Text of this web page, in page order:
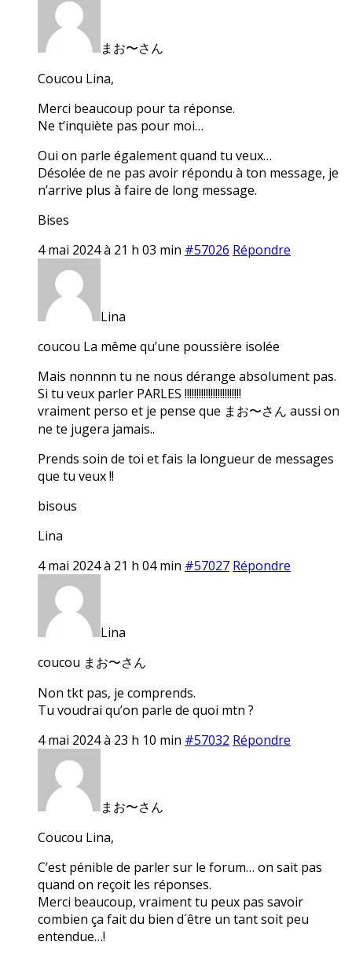
まお〜さん
Coucou Lina,
Merci beaucoup pour ta réponse.
Ne t’inquiète pas pour moi…
Oui on parle également quand tu veux…
Désolée de ne pas avoir répondu à ton message, je
n’arrive plus à faire de long message.
Bises
4 mai 2024 à 21 h 03 min #57026 Répondre
Lina
coucou La même qu’une poussière isolée
Mais nonnnn tu ne nous dérange absolument pas.
Si tu veux parler PARLES !!!!!!!!!!!!!!!!!!!!!!!!
vraiment perso et je pense que まお〜さん aussi on
ne te jugera jamais..
Prends soin de toi et fais la longueur de messages
que tu veux !!
bisous
Lina
4 mai 2024 à 21 h 04 min #57027 Répondre
Lina
coucou まお〜さん
Non tkt pas, je comprends.
Tu voudrai qu’on parle de quoi mtn ?
4 mai 2024 à 23 h 10 min #57032 Répondre
まお〜さん
Coucou Lina,
C’est pénible de parler sur le forum… on sait pas
quand on reçoit les réponses.
Merci beaucoup, vraiment tu peux pas savoir
combien ça fait du bien d´être un tant soit peu
entendue…!